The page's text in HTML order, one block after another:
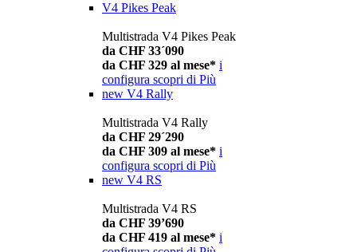
V4 Pikes Peak
Multistrada V4 Pikes Peak
da CHF 33´090
da CHF 329 al mese* i
configura scopri di Più
new V4 Rally
Multistrada V4 Rally
da CHF 29´290
da CHF 309 al mese* i
configura scopri di Più
new V4 RS
Multistrada V4 RS
da CHF 39’690
da CHF 419 al mese* i